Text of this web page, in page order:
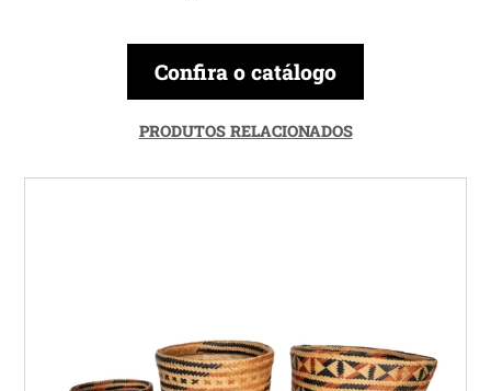
Confira o catálogo
PRODUTOS RELACIONADOS